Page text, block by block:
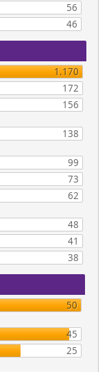
56
46
1.170
172
156
138
99
73
62
48
41
38
50
45
25